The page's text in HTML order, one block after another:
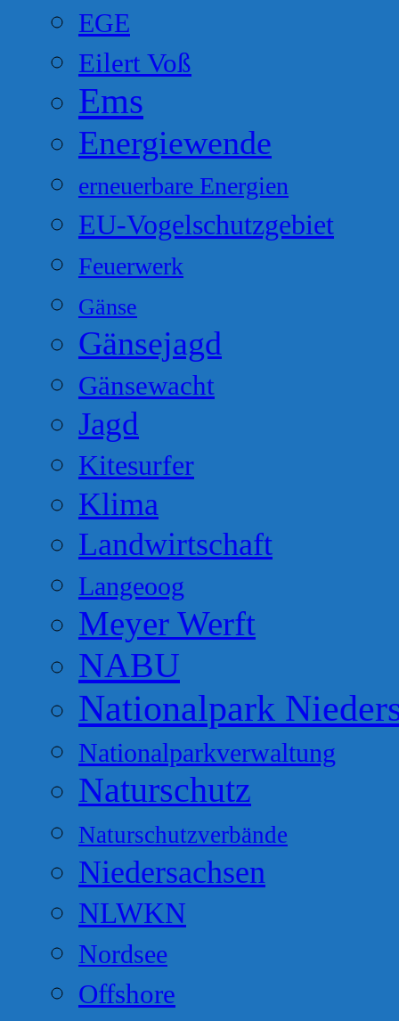
EGE
Eilert Voß
Ems
Energiewende
erneuerbare Energien
EU-Vogelschutzgebiet
Feuerwerk
Gänse
Gänsejagd
Gänsewacht
Jagd
Kitesurfer
Klima
Landwirtschaft
Langeoog
Meyer Werft
NABU
Nationalpark
Nationalparkverwaltung
Naturschutz
Naturschutzverbände
Niedersachsen
NLWKN
Nordsee
Offshore